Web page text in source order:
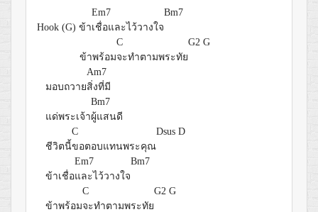
Em7
Bm7
Hook (G) ข้าเชื่อและไว้วางใจ
C
G2 G
ข้าพร้อมจะทำตามพระทัย
Am7
มอบถวายสิ่งที่มี
Bm7
แด่พระเจ้าผู้แสนดี
C
Dsus D
ชีวิตนี้ขอตอบแทนพระคุณ
Em7
Bm7
ข้าเชื่อและไว้วางใจ
C
G2 G
ข้าพร้อมจะทำตามพระทัย